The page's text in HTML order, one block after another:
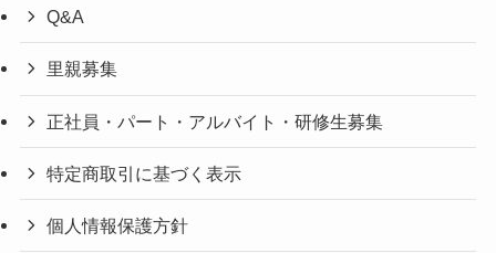
Q&A
里親募集
正社員・パート・アルバイト・研修生募集
特定商取引に基づく表示
個人情報保護方針